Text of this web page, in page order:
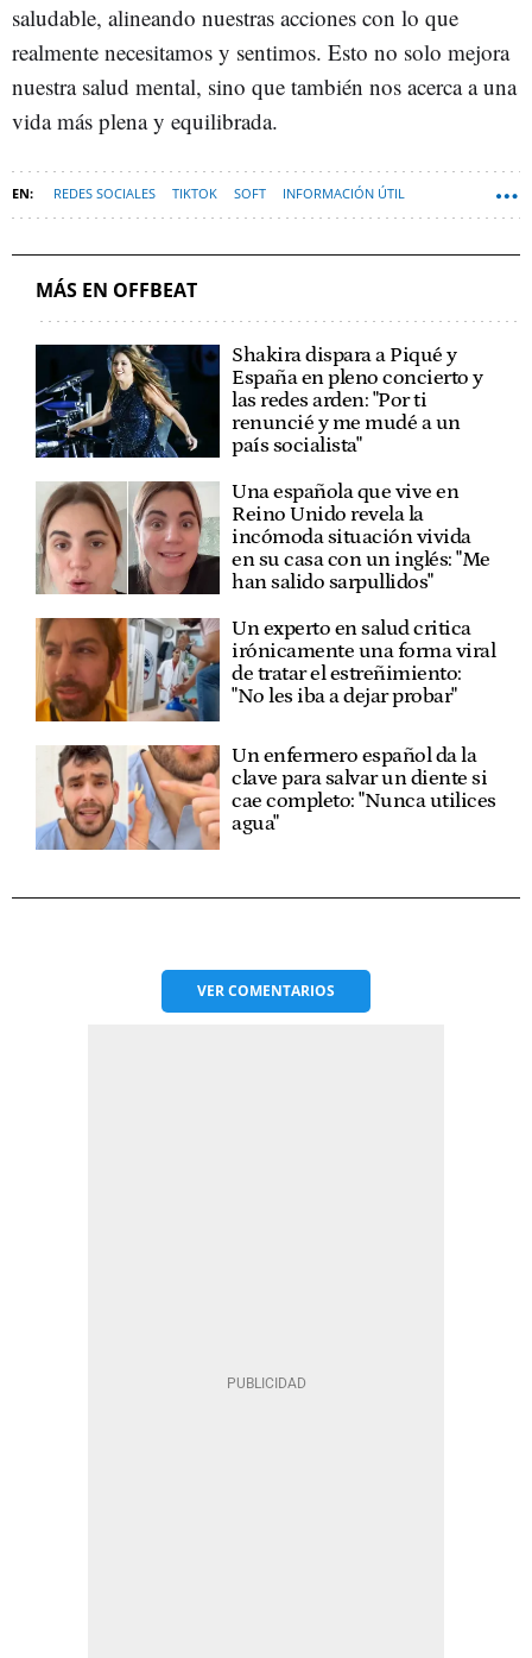
saludable, alineando nuestras acciones con lo que
realmente necesitamos y sentimos. Esto no solo mejora
nuestra salud mental, sino que también nos acerca a una
vida más plena y equilibrada.
REDES SOCIALES TIKTOK SOFT INFORMACIÓN ÚTIL
MÁS EN OFFBEAT
Shakira dispara a Piqué y
España en pleno concierto y
las redes arden: "Por ti
renuncié y me mudé a un
país socialista"
Una española que vive en
Reino Unido revela la
incómoda situación vivida
en su casa con un inglés: "Me
han salido sarpullidos"
Un experto en salud critica
irónicamente una forma viral
de tratar el estreñimiento:
"No les iba a dejar probar"
Un enfermero español da la
clave para salvar un diente si
cae completo: "Nunca utilices
agua"
VERCOMENTARIOS